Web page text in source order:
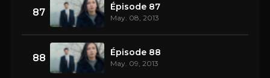
87 Épisode 87
May. 08, 2013
88 Épisode 88
May. 09, 2013